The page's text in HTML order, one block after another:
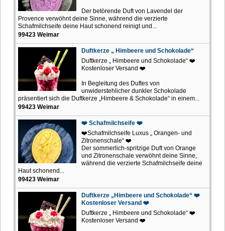
Der betörende Duft von Lavendel der
Provence verwöhnt deine Sinne, während die verzierte
Schafmilchseife deine Haut schonend reinigt und...
99423 Weimar
Duftkerze „ Himbeere und Schokolade“
Duftkerze „ Himbeere und Schokolade“ ❤️
Kostenloser Versand ❤️
In Begleitung des Duftes von
unwiderstehlicher dunkler Schokolade
präsentiert sich die Duftkerze „Himbeere & Schokolade“ in einem...
99423 Weimar
❤️ Schafmilchseife ❤️
❤️Schafmilchseife Luxus „ Orangen- und
Zitronenschale“ ❤️
Der sommerlich-spritzige Duft von Orange
und Zitronenschale verwöhnt deine Sinne,
während die verzierte Schafmilchseife deine
Haut schonend...
99423 Weimar
Duftkerze „Himbeere und Schokolade“ ❤️
Kostenloser Versand ❤️
Duftkerze „ Himbeere und Schokolade“ ❤️
Kostenloser Versand ❤️